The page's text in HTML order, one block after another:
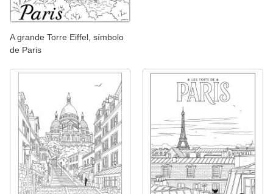
A grande Torre Eiffel, símbolo
de Paris